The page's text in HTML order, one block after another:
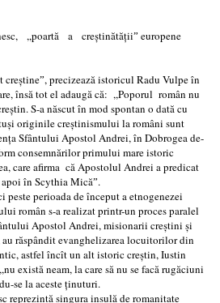
a creştinătăţiiˮ europene
precizează istoricul Radu Vulpe în
însă tot el adaugă că: ,,Poporul român nu
S-a născut în mod spontan o dată cu
originile creştinismului la români sunt
Sfântului Apostol Andrei, în Dobrogea de-
consemnărilor primului mare istoric
care afirma că Apostolul Andrei a predicat
în Scythia Micăˮ.
perioada de început a etnogenezei
român s-a realizat printr-un proces paralel
Apostol Andrei, misionarii creştini şi
răspândit evanghelizarea locuitorilor din
astfel încît un alt istoric creştin, Iustin
există neam, la care să nu se facă rugăciuni
se la aceste ţinuturi.
singura insulă de romanitate